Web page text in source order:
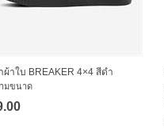
ผ้าใบ BREAKER 4×4 สีดำ
มขนาด